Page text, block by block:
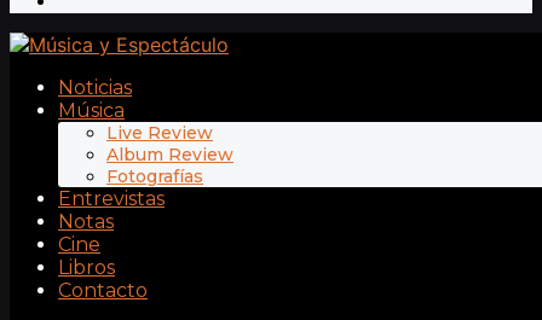
Noticias
Música
Live Review
Album Review
Fotografías
Entrevistas
Notas
Cine
Libros
Contacto